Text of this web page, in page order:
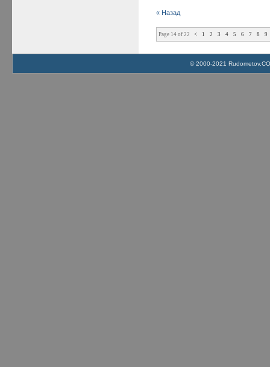
« Назад
Page 14 of 22 < 1 2 3 4 5 6 7 8 9
© 2000-2021